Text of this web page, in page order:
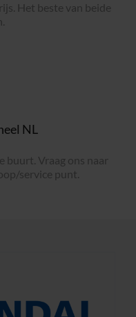
Het beste van beide
NL
buurt. Vraag ons naar
service punt.